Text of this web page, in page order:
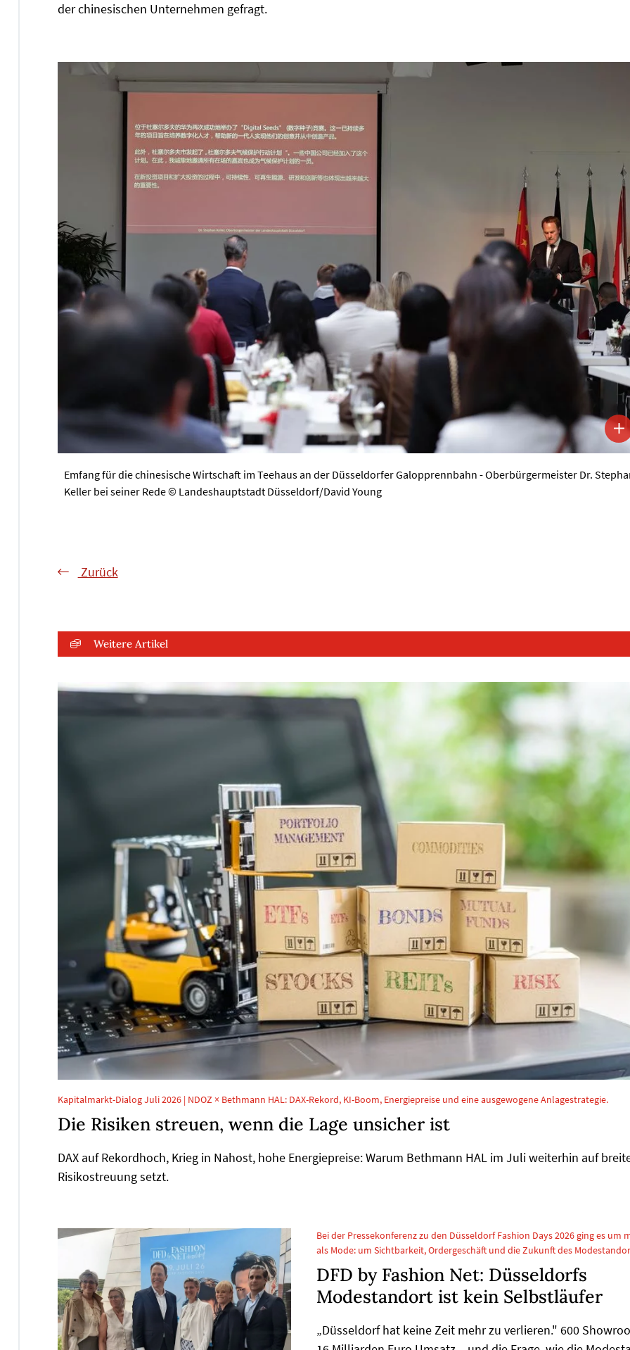
der chinesischen Unternehmen gefragt.
Emfang für die chinesische Wirtschaft im Teehaus an der Düsseldorfer Galopprennbahn - Oberbürgermeister Dr.
Keller bei seiner Rede © Landeshauptstadt Düsseldorf/David Young
Zurück
Weitere Artikel
Kapitalmarkt-Dialog Juli 2026 | NDOZ × Bethmann HAL: DAX-Rekord, KI-Boom, Energiepreise und eine ausgewogene Anlagestrategie.
Die Risiken streuen, wenn die Lage unsicher ist
DAX auf Rekordhoch, Krieg in Nahost, hohe Energiepreise: Warum Bethmann HAL im Juli weiterhin auf
Risikostreuung setzt.
Bei der Pressekonferenz zu den Düsseldorf Fashion Days 2026 ging es um
als Mode: um Sichtbarkeit, Ordergeschäft und die Zukunft des
DFD by Fashion Net: Düsseldorfs
Modestandort ist kein Selbstläufer
„Düsseldorf hat keine Zeit mehr zu verlieren." 600